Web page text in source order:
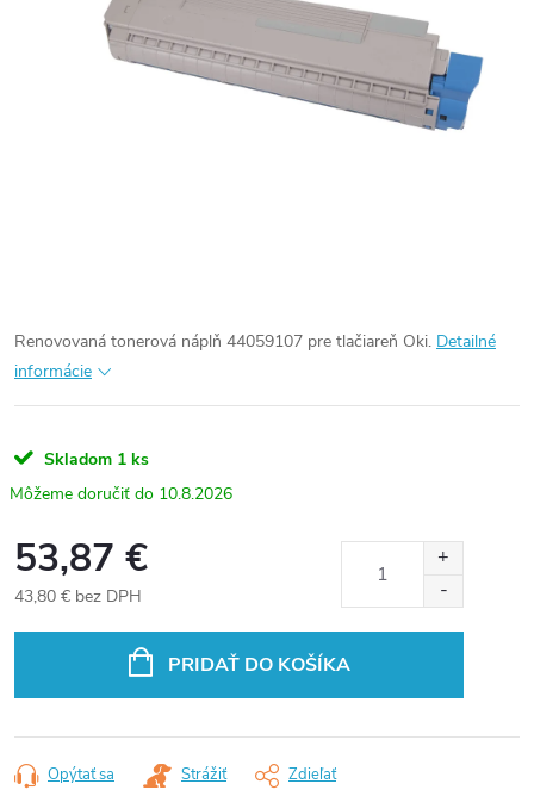
Renovovaná tonerová náplň 44059107 pre tlačiareň Oki. Detailné
informácie
Skladom 1 ks
10.8.2026
53,87 €
43,80 € bez DPH
PRIDAŤ DO KOŠÍKA
Opýtať sa Strážiť Zdieľať